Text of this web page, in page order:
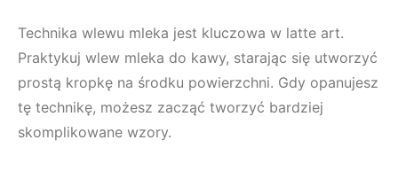
Technika wlewu mleka jest kluczowa w latte art.
Praktykuj wlew mleka do kawy, starając się utworzyć
prostą kropkę na środku powierzchni. Gdy opanujesz
tę technikę, możesz zacząć tworzyć bardziej
skomplikowane wzory.